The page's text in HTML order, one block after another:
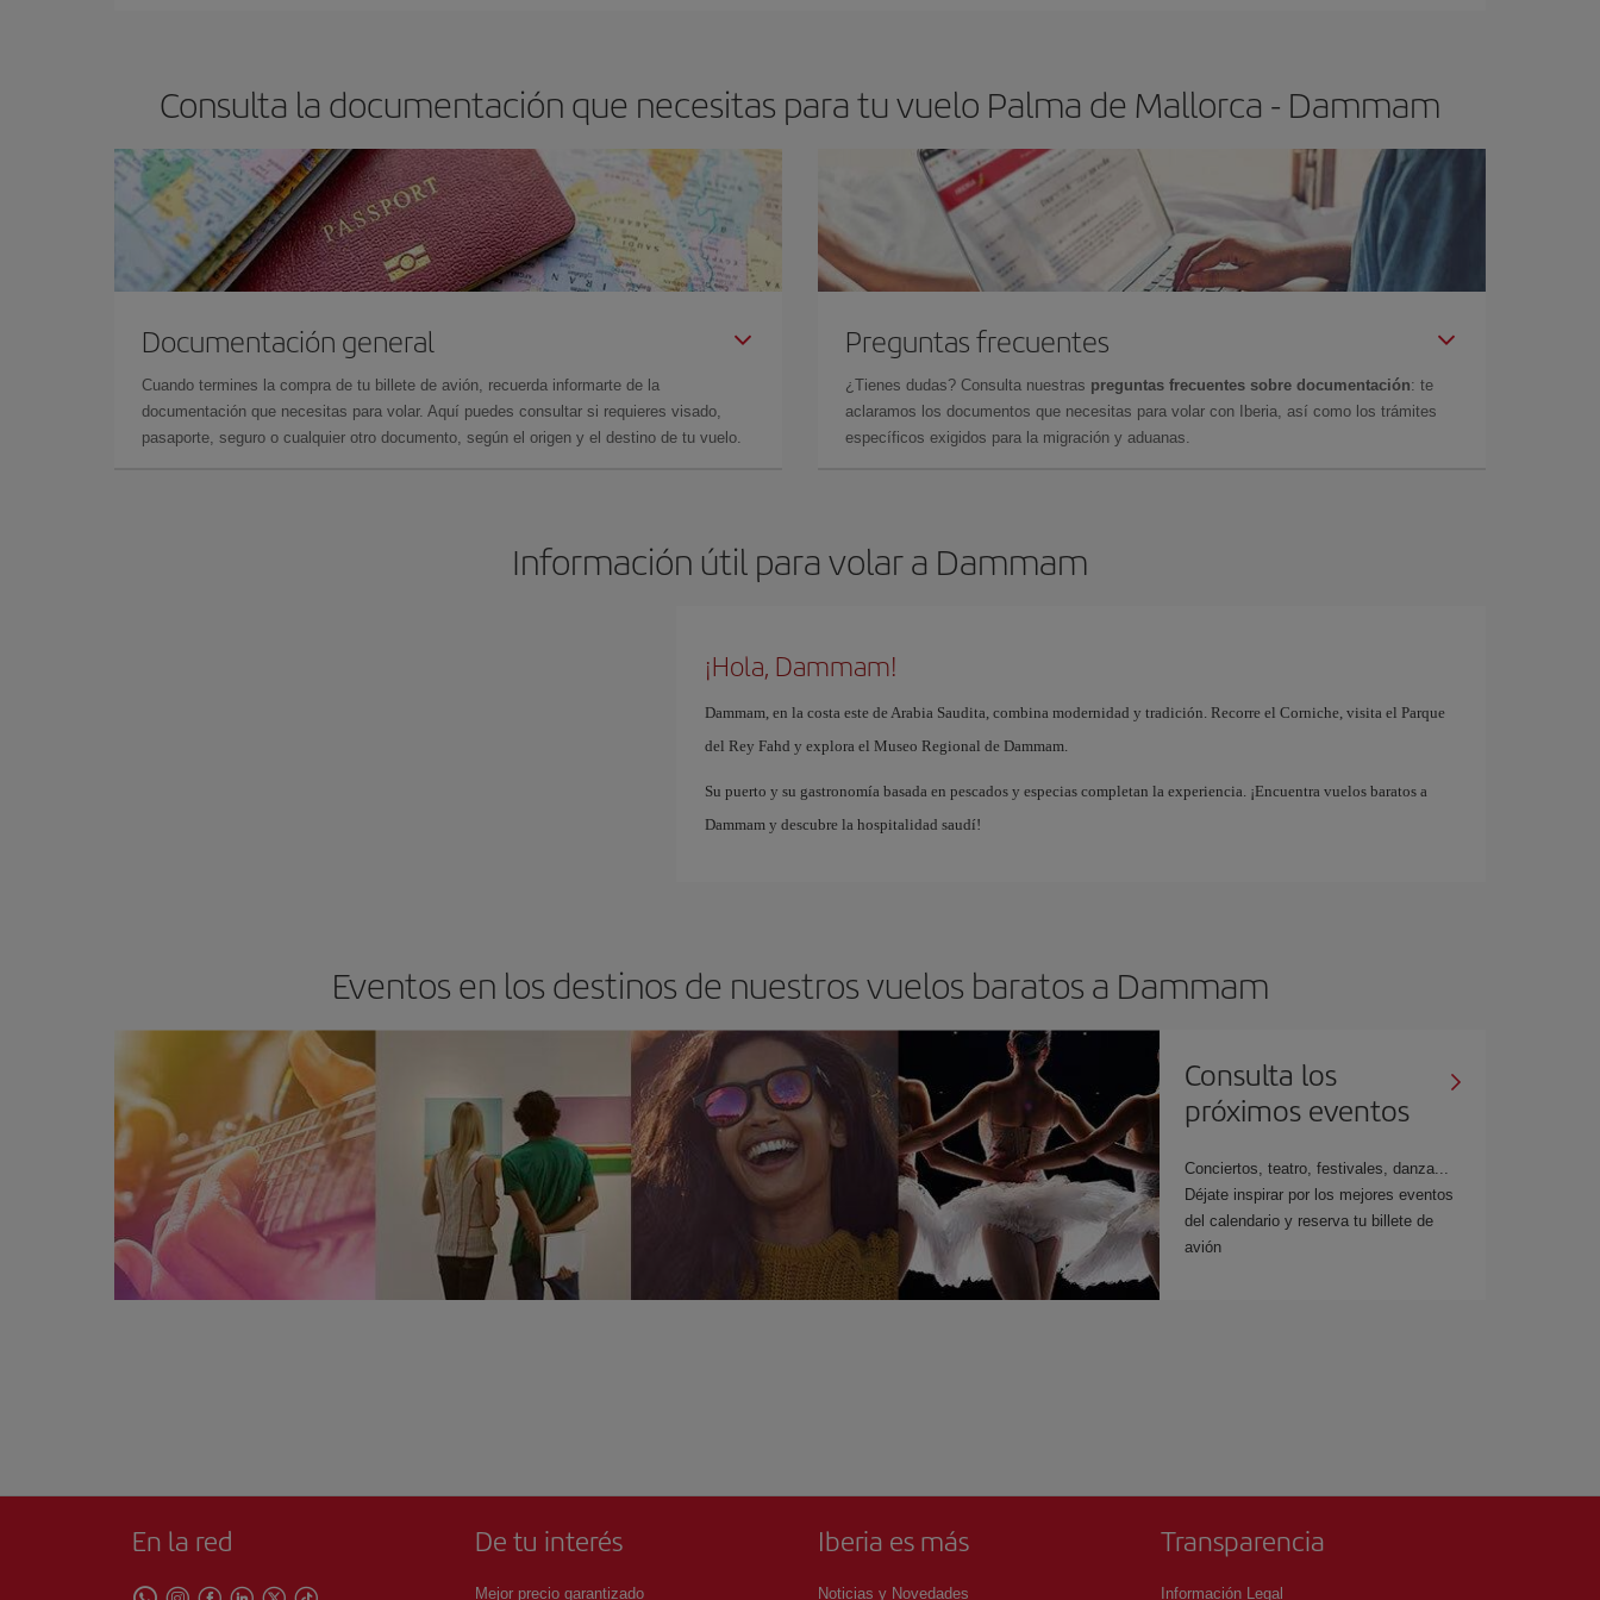
Consulta la documentación que necesitas para tu vuelo Palma de Mallorca - Dammam
Documentación general
Cuando termines la compra de tu billete de avión, recuerda informarte de la
documentación que necesitas para volar. Aquí puedes consultar si requieres visado,
pasaporte, seguro o cualquier otro documento, según el origen y el destino de tu vuelo.
Preguntas frecuentes
¿Tienes dudas? Consulta nuestras preguntas frecuentes sobre documentación: te
aclaramos los documentos que necesitas para volar con Iberia, así como los trámites
específicos exigidos para la migración y aduanas.
Información útil para volar a Dammam
¡Hola, Dammam!
Dammam, en la costa este de Arabia Saudita, combina modernidad y tradición. Recorre el Corniche, visita el Parque
del Rey Fahd y explora el Museo Regional de Dammam.
Su puerto y su gastronomía basada en pescados y especias completan la experiencia. ¡Encuentra vuelos baratos a
Dammam y descubre la hospitalidad saudí!
Eventos en los destinos de nuestros vuelos baratos a Dammam
Consulta los
próximos eventos
Conciertos, teatro, festivales, danza...
Déjate inspirar por los mejores eventos
del calendario y reserva tu billete de
avión
En la red De tu interés
Mejor precio garantizado
Iberia es más
Noticias y Novedades
Transparencia
Información Legal